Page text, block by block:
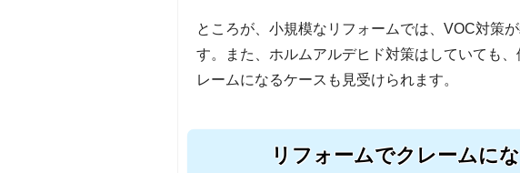
ところが、小規模なリフォームでは、VOC対策
す。また、ホルムアルデヒド対策はしていても
レームになるケースも見受けられます。
リフォームでクレームに